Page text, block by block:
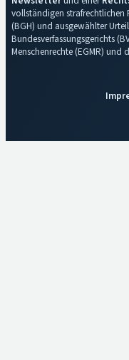
vollständigen strafrechtlichen
(BGH) und ausgewählter
Bundesverfassungsgerichts
Menschenrechte (EGMR) und